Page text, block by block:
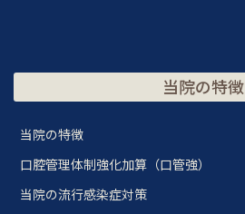
当院の特徴
当院の特徴
口腔管理体制強化加算（口管強）
当院の流行感染症対策